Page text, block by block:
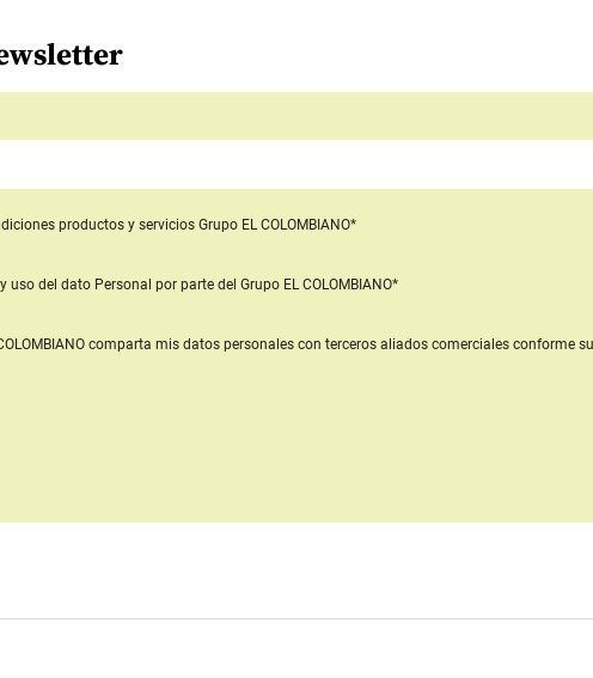
productos y servicios Grupo EL COLOMBIANO*
uso del dato Personal por parte del Grupo EL COLOMBIANO*
comparta mis datos personales con terceros aliados comercialesconforme